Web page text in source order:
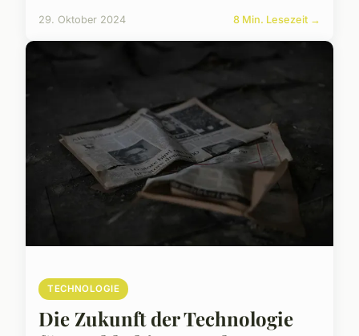
29. Oktober 2024 8 Min. Lesezeit →
TECHNOLOGIE
Die Zukunft der Technologie